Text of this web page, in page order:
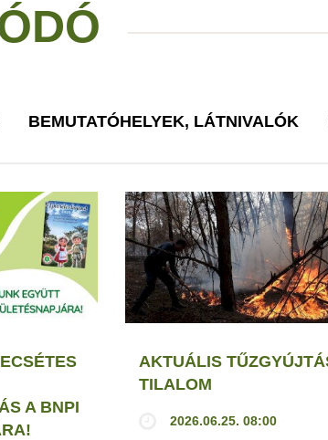
BEMUTATÓHELYEK, LÁTNIVALÓK
A BNPI
AKTUÁLIS
TILALOM
2026.06.25. 08:00